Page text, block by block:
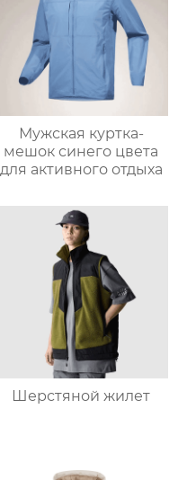
Мужская куртка-
мешок синего цвета
для активного отдыха
Шерстяной жилет